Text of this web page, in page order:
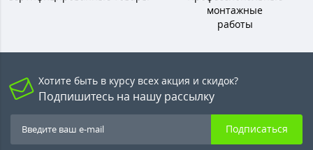
монтажные
работы
Хотите быть в курсу всех акция и скидок?
Подпишитесь на нашу рассылку
Подписаться